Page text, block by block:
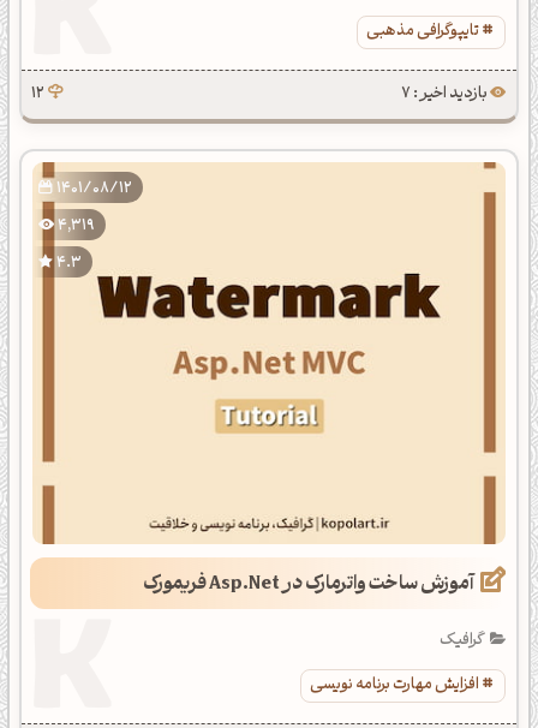
تایپوگرافی مذهبی
بازدید اخیر : 7 12
1401/08/12
4,319
4.3
آموزش ساخت واترمارک در Asp.Net فریمورک
گرافیک
افزایش مهارت برنامه نویسی